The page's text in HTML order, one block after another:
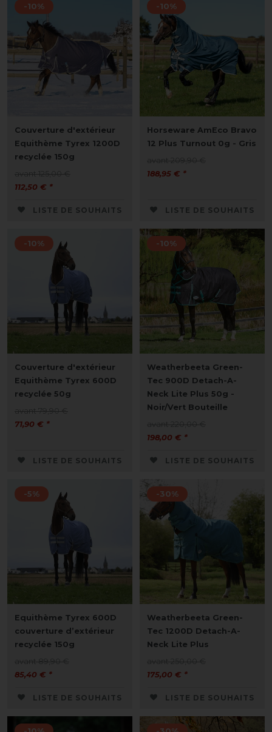
-10%
Couverture d'extérieur
Equithème Tyrex 1200D
recyclée 150g
112,50 € *
LISTE DE SOUHAITS
-10%
Horseware AmEco Bravo
12 Plus Turnout 0g - Gris
188,95 € *
LISTE DE SOUHAITS
-10%
Couverture d'extérieur
Equithème Tyrex 600D
recyclée 50g
71,90 € *
LISTE DE SOUHAITS
-10%
Weatherbeeta Green-
Tec 900D Detach-A-
Neck Lite Plus 50g -
Noir/Vert Bouteille
198,00 € *
LISTE DE SOUHAITS
-5%
Equithème Tyrex 600D
couverture d’extérieur
recyclée 150g
85,40 € *
LISTE DE SOUHAITS
-30%
Weatherbeeta Green-
Tec 1200D Detach-A-
Neck Lite Plus
175,00 € *
LISTE DE SOUHAITS